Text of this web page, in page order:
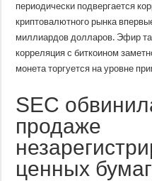
периодически подвергается
криптовалютного рынка
миллиардов долларов. Эфир
корреляция с биткоином
монета торгуется на уровне
SEC
продаже
ценных бумаг